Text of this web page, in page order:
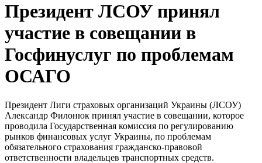
Президент ЛСОУ принял
участие в совещании в
Госфинуслуг по проблемам
ОСАГО
Президент Лиги страховых организаций Украины (ЛСОУ)
Александр Филонюк принял участие в совещании, которое
проводила Государственная комиссия по регулированию
рынков финансовых услуг Украины, по проблемам
обязательного страхования гражданско-правовой
ответственности владельцев транспортных средств.